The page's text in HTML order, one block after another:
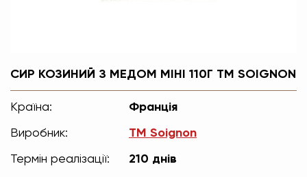
СИР КОЗИНИЙ З МЕДОМ МІНІ 110Г TM SOIGNON
Країна: Франція
Виробник: TM Soignon
Термін реалізації: 210 днів